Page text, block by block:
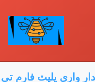
واري پليٽ فارم تي